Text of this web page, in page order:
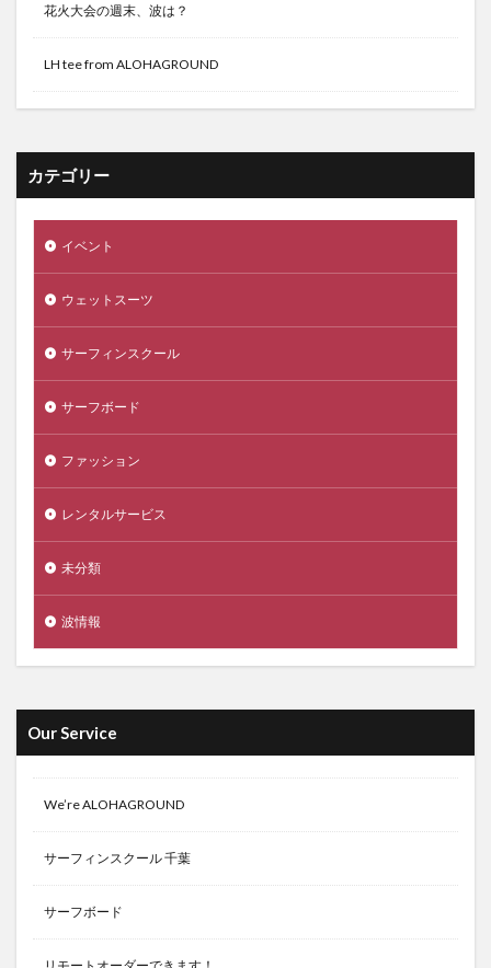
花火大会の週末、波は？
LH tee from ALOHAGROUND
カテゴリー
イベント
ウェットスーツ
サーフィンスクール
サーフボード
ファッション
レンタルサービス
未分類
波情報
Our Service
We’re ALOHAGROUND
サーフィンスクール 千葉
サーフボード